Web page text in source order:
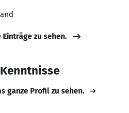
zu sehen.
ganze Profil zu sehen.